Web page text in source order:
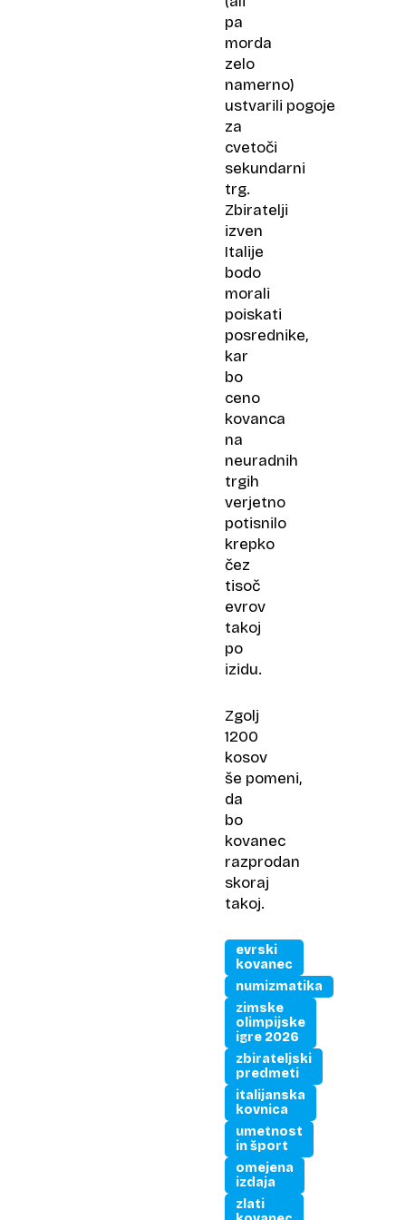
pa
morda
zelo
namerno)
ustvarili pogoje
za
cvetoči
sekundarni
trg.
Zbiratelji
izven
Italije
bodo
morali
poiskati
posrednike,
kar
bo
ceno
kovanca
na
neuradnih
trgih
verjetno
potisnilo
krepko
čez
tisoč
evrov
takoj
po
izidu.
Zgolj
1200
kosov
še pomeni,
da
bo
kovanec
razprodan
skoraj
takoj.
evrski
kovanec
numizmatika
zimske
olimpijske
igre 2026
zbirateljski
predmeti
italijanska
kovnica
umetnost
in šport
omejena
izdaja
zlati